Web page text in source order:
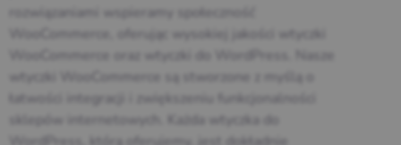
rozwiązaniami wspieramy społeczność
WooCommerce, oferując wysokiej jakości wtyczki
WooCommerce oraz wtyczki do WordPress. Nasze
wtyczki WooCommerce są stworzone z myślą o
łatwości integracji i zwiększeniu funkcjonalności
sklepów internetowych. Każda wtyczka do